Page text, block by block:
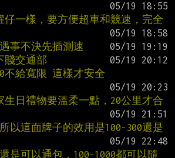
一樣，要方便超車和競速，完全
事不決先插測速
賤交通部
不給寬限 這樣才安全
日禮物要溫柔一點，20公里才合
以這面牌子的效用是100-300還是
是可以通包，100-1000都可以隨